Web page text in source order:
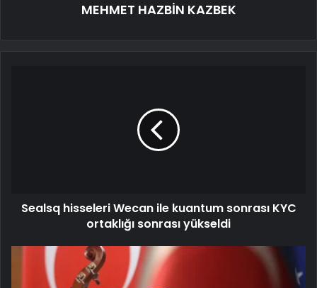
MEHMET HAZBİN KAZBEK
Sealsq hisseleri Wecan ile kuantum sonrası KYC
ortaklığı sonrası yükseldi